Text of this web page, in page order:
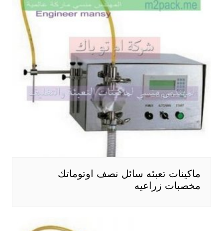
ماكينات تعبئه سائل نصف اوتوماتك
مخصبات زراعيه